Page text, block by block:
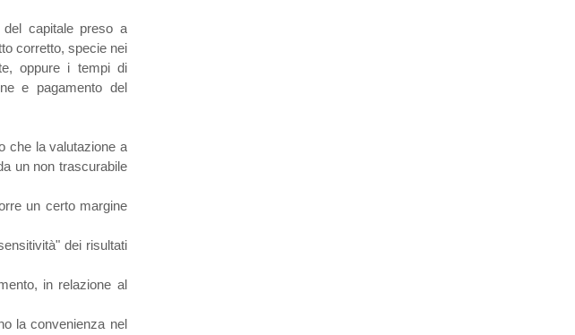
del capitale preso a
corretto, specie nei
oppure i tempi di
e pagamento del
che la valutazione a
un non trascurabile
un certo margine
dei risultati
in relazione al
la convenienza nel